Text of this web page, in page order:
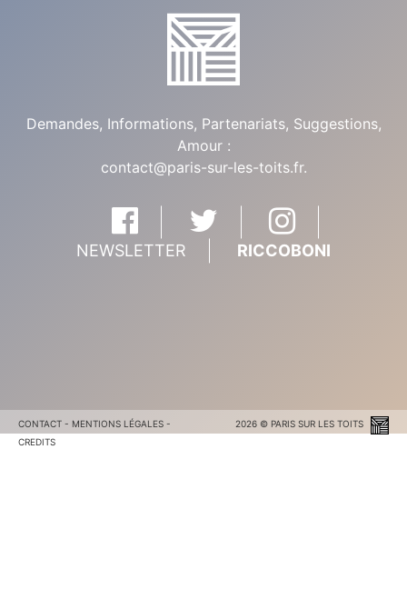
Demandes, Informations, Partenariats, Suggestions,
Amour :
contact@paris-sur-les-toits.fr.
NEWSLETTER RICCOBONI
CONTACT - MENTIONS LÉGALES -
CREDITS
2026 © PARIS SUR LES TOITS